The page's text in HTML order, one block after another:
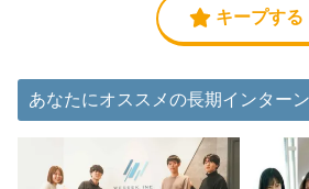
キープする
あなたにオススメの長期インターン